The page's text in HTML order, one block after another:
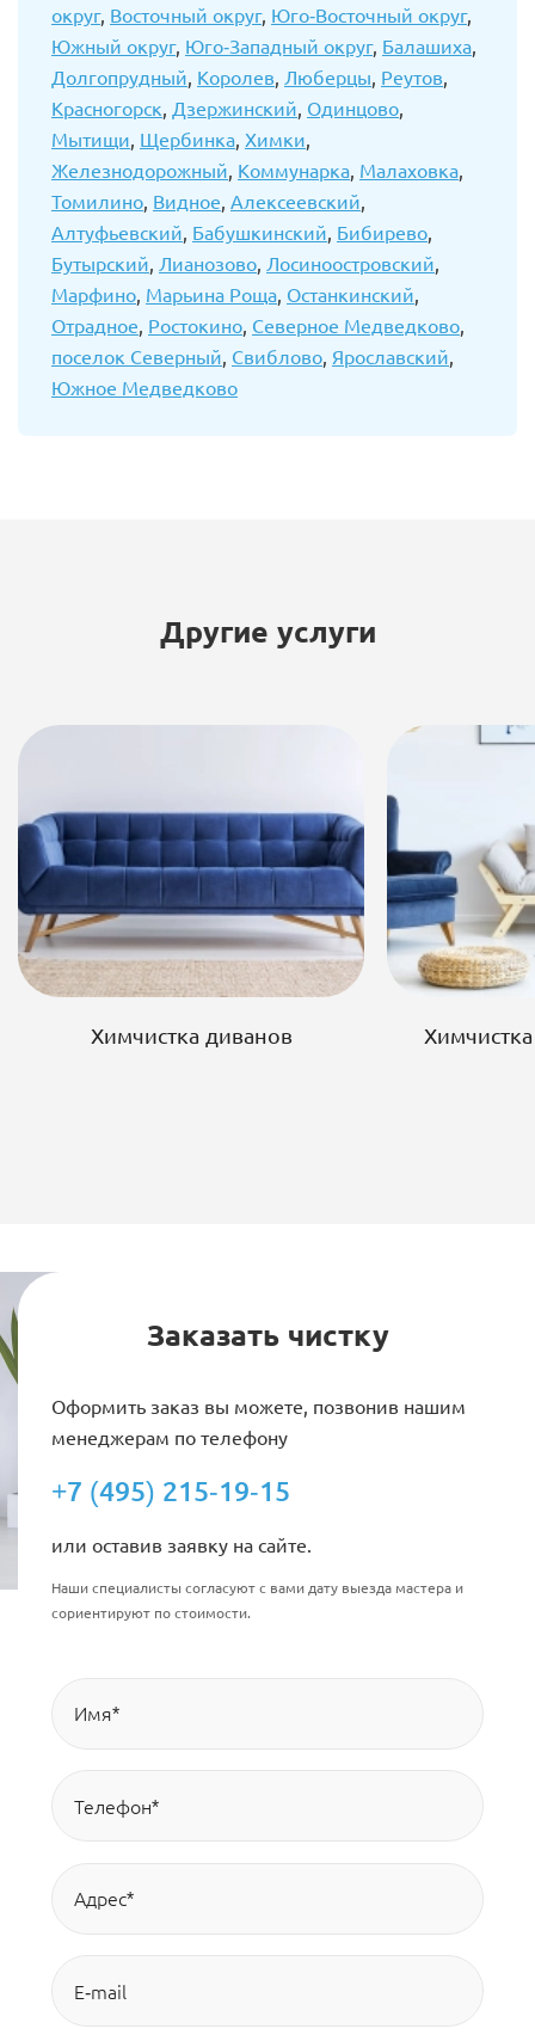
округ, Восточный округ, Юго-Восточный округ,
Южный округ, Юго-Западный округ, Балашиха
Долгопрудный Королев Люберцы Реутов
Красногорск Дзержинский Одинцово
Мытищи Щербинка Химки
Железнодорожный Коммунарка Малаховка
Томилино Видное Алексеевский
Алтуфьевский Бабушкинский Бибирево
Бутырский Лианозово Лосиноостровский
Марфино Марьина Роща Останкинский
Отрадное Ростокино Северное Медведково
поселок Северный Свиблово Ярославский
Южное Медведково
Другие услуги
Химчистка диванов
Заказать чистку
Оформить заказ вы можете, позвонив нашим
менеджерам по телефону
+7 (495) 215-19-15
или оставив заявку на сайте.
Наши специалисты согласуют с вами дату выезда мастера и
сориентируют по стоимости.